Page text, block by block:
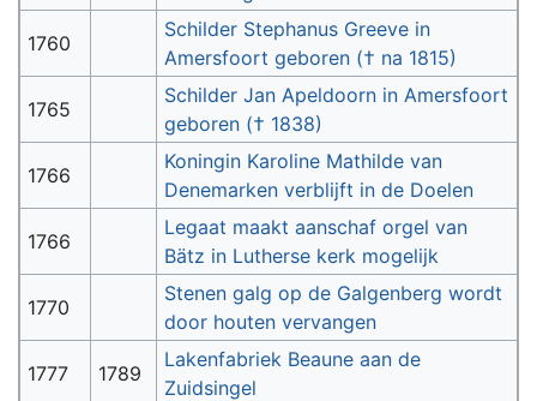
1760
Schilder Stephanus Greeve in
Amersfoort geboren († na 1815)
1765
Schilder Jan Apeldoorn in Amersfoort
geboren († 1838)
1766
Koningin Karoline Mathilde van
Denemarken verblijft in de Doelen
1766
Legaat maakt aanschaf orgel van
Bätz in Lutherse kerk mogelijk
1770
Stenen galg op de Galgenberg wordt
door houten vervangen
1777 1789
Lakenfabriek Beaune aan de
Zuidsingel